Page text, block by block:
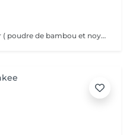
Au choix; - Gommage Douceur ( poudre de bambou et noyaux d'abricot ; grade 1 / doux ) - Gommage Gourmand ( nourrissant aux 2 sucres : grade 2 / médium ) - Gommage Marin (réminéralisant au sel marin et aux algues ; grade 3 / Fort )